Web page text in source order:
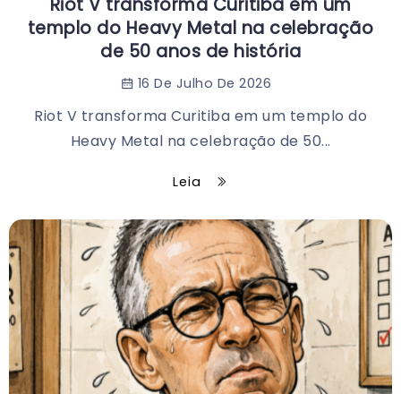
Riot V transforma Curitiba em um
templo do Heavy Metal na celebração
de 50 anos de história
16 De Julho De 2026
Riot V transforma Curitiba em um templo do
Heavy Metal na celebração de 50...
Leia